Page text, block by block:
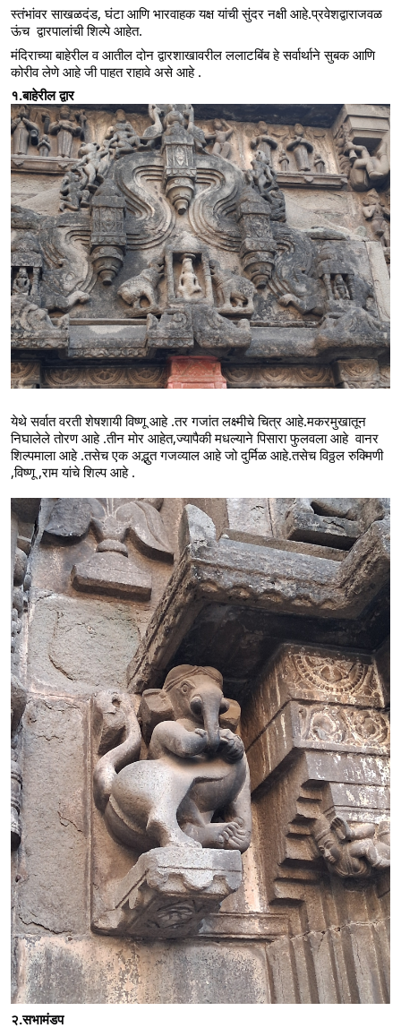
स्तंभांवर साखळदंड, घंटा आणि भारवाहक यक्ष यांची सुंदर नक्षी आहे.प्रवेशद्वाराजवळ
ऊंच  द्वारपालांची शिल्पे आहेत.
मंदिराच्या बाहेरील व आतील दोन द्वारशाखावरील ललाटबिंब हे सर्वार्थाने सुबक आणि
कोरीव लेणे आहे जी पाहत राहावे असे आहे .
१.बाहेरील द्वार
येथे सर्वात वरती शेषशायी विष्णू आहे .तर गजांत लक्ष्मीचे चित्र आहे.मकरमुखातून
निघालेले तोरण आहे .तीन मोर आहेत,ज्यापैकी मधल्याने पिसारा फुलवला आहे  वानर
शिल्पमाला आहे .तसेच एक अद्भुत गजव्याल आहे जो दुर्मिळ आहे.तसेच विठ्ठल रुक्मिणी
,विष्णू ,राम यांचे शिल्प आहे .
२.सभामंडप